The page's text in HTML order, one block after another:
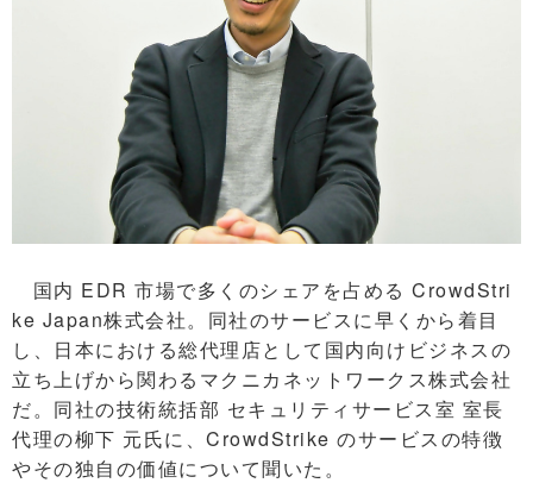
国内 EDR 市場で多くのシェアを占める CrowdStri
ke Japan株式会社。同社のサービスに早くから着目
し、日本における総代理店として国内向けビジネスの
立ち上げから関わるマクニカネットワークス株式会社
だ。同社の技術統括部 セキュリティサービス室 室長
代理の柳下 元氏に、CrowdStrike のサービスの特徴
やその独自の価値について聞いた。